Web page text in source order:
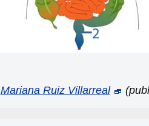
Mariana Ruiz Villarreal